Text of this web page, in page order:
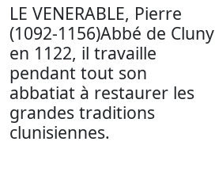
LE VENERABLE, Pierre
(1092-1156)Abbé de Cluny
en 1122, il travaille
pendant tout son
abbatiat à restaurer les
grandes traditions
clunisiennes.